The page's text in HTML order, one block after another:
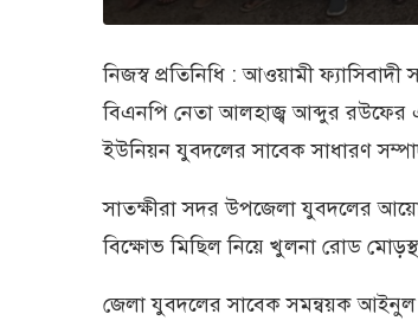
নিজস্ব প্রতিনিধি : আওয়ামী
বিএনপি নেতা আলহাজ্ব আব্দুর
ইউনিয়ন যুবদলের সাবেক সাধারণ
সাতক্ষীরা সদর উপজেলা যুবদলের
বিক্ষোভ মিছিল নিয়ে খুলনা রোড
জেলা যুবদলের সাবেক সমন্বয়ক আইনুল